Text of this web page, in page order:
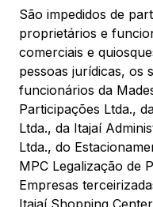
São impedidos de
proprietários e
comerciais e
pessoas jurídicas, os
funcionários da
Participações Ltda.,
Ltda., da Itajaí
Ltda., do
MPC Legalização de
Empresas
Itajaí Shopping